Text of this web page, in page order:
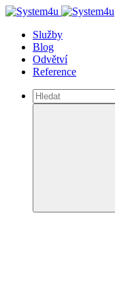
Služby
Blog
Odvětví
Reference